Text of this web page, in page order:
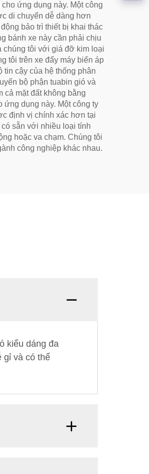
ứng dụng này. Một công
di chuyển dễ dàng hơn
bảo trì thiết bị khai thác
bánh xe này cần phải chịu
chúng tôi với giá đỡ kim loại
tôi trên xe đẩy máy biến áp
cậy của hệ thống phân
bộ phận tuabin gió và
cả mặt đất không bằng
ứng dụng này. Một công ty
định vị chính xác hơn tại
sẵn với nhiều loại tính
hoặc va chạm. Chúng tôi
công nghiệp khác nhau.
kiểu dáng đa
gỉ và có thể